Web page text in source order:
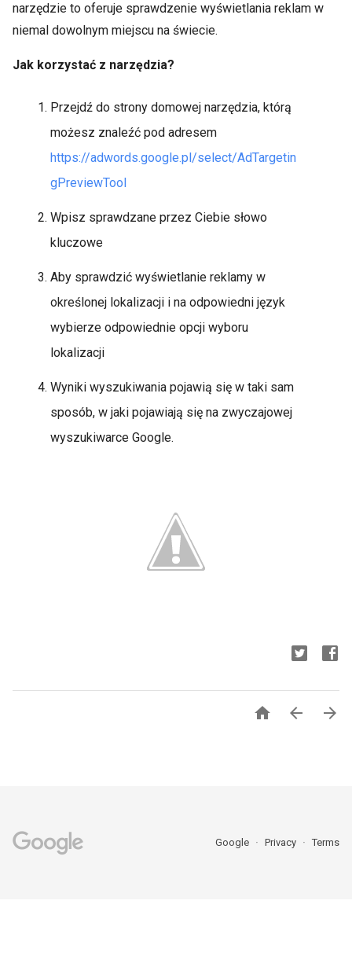
narzędzie to oferuje sprawdzenie wyświetlania reklam w
niemal dowolnym miejscu na świecie.
Jak korzystać z narzędzia?
Przejdź do strony domowej narzędzia, którą
możesz znaleźć pod adresem
https://adwords.google.pl/select/AdTargetin
gPreviewTool
Wpisz sprawdzane przez Ciebie słowo
kluczowe
Aby sprawdzić wyświetlanie reklamy w
określonej lokalizacji i na odpowiedni język
wybierze odpowiednie opcji wyboru
lokalizacji
Wyniki wyszukiwania pojawią się w taki sam
sposób, w jaki pojawiają się na zwyczajowej
wyszukiwarce Google.
  
Google Privacy Terms